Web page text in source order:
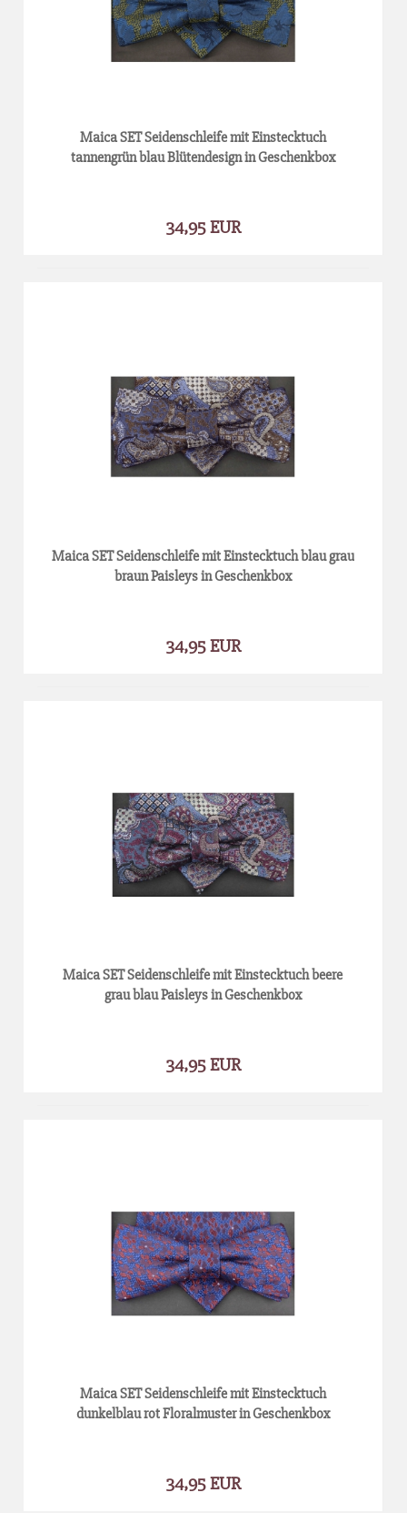
Maica SET Seidenschleife mit Einstecktuch
tannengrün blau Blütendesign in Geschenkbox
34,95 EUR
Maica SET Seidenschleife mit Einstecktuch blau grau
braun Paisleys in Geschenkbox
34,95 EUR
Maica SET Seidenschleife mit Einstecktuch beere
grau blau Paisleys in Geschenkbox
34,95 EUR
Maica SET Seidenschleife mit Einstecktuch
dunkelblau rot Floralmuster in Geschenkbox
34,95 EUR